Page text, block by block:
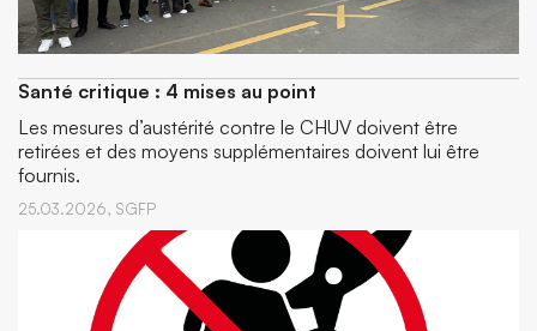
Santé critique : 4 mises au point
Les mesures d’austérité contre le CHUV doivent être
retirées et des moyens supplémentaires doivent lui être
fournis.
25.03.2026, SGFP